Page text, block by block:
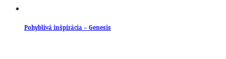
Pohyblivá inšpirácia – Genesis